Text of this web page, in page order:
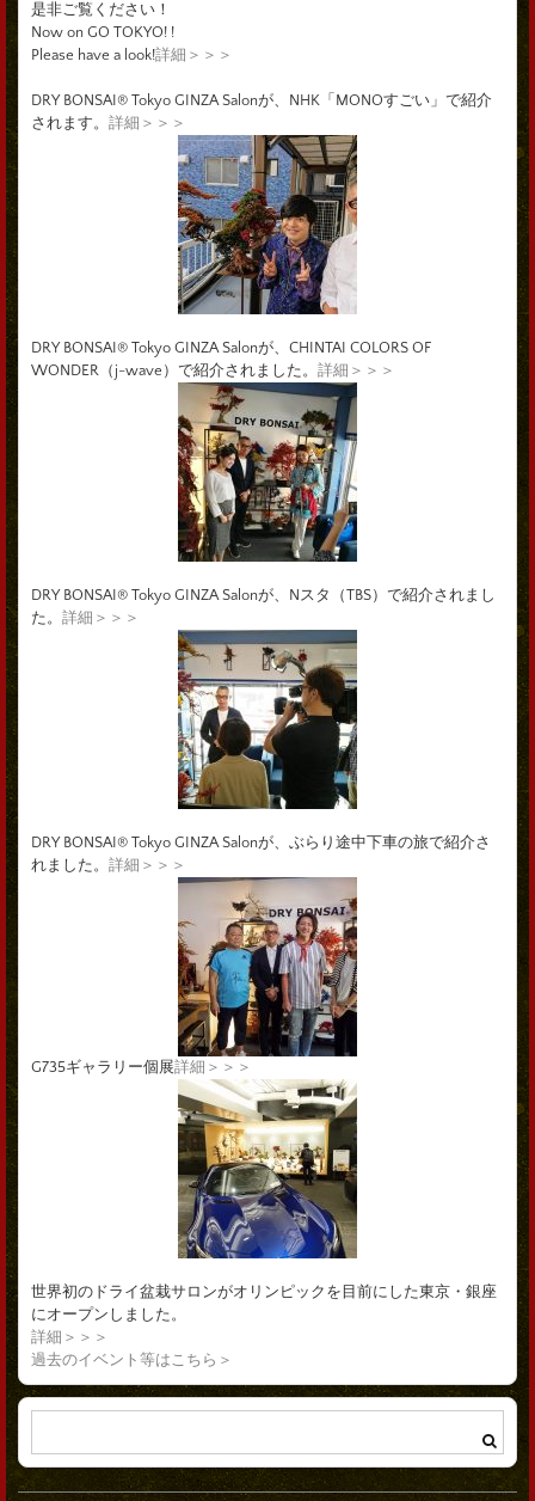
是非ご覧ください！
Now on GO TOKYO! !
Please have a look!詳細＞＞＞
DRY BONSAI® Tokyo GINZA Salonが、NHK「MONOすごい」で紹介
されます。 詳細＞＞＞
DRY BONSAI® Tokyo GINZA Salonが、CHINTAI COLORS OF
WONDER（j-wave）で紹介されました。 詳細＞＞＞
DRY BONSAI® Tokyo GINZA Salonが、Nスタ（TBS）で紹介されまし
た。 詳細＞＞＞
DRY BONSAI® Tokyo GINZA Salonが、ぶらり途中下車の旅で紹介さ
れました。 詳細＞＞＞
G735ギャラリー個展詳細＞＞＞
世界初のドライ盆栽サロンがオリンピックを目前にした東京・銀座
にオープンしました。
詳細＞＞＞
過去のイベント等はこちら＞